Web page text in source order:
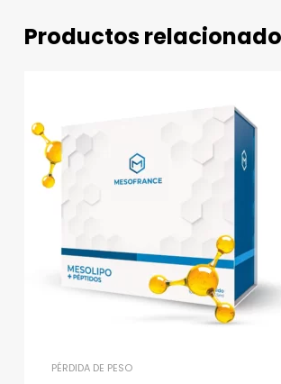
Productos
PÉRDIDA DE PESO